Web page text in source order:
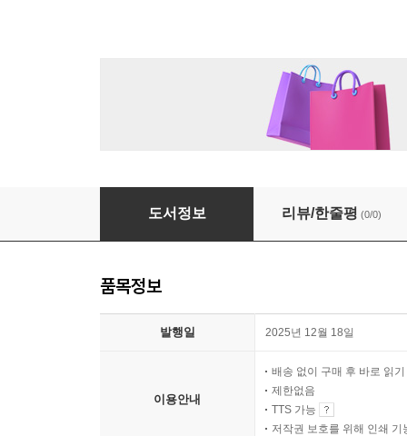
이든이의 사고 싶은 날들
도서정보 리뷰/한줄평 (0/0)
품목정보
발행일 2025년 12월 18일
이용안내
배송 없이 구매 후 바로 읽기
제한없음
TTS 가능
저작권 보호를 위해 인쇄 기